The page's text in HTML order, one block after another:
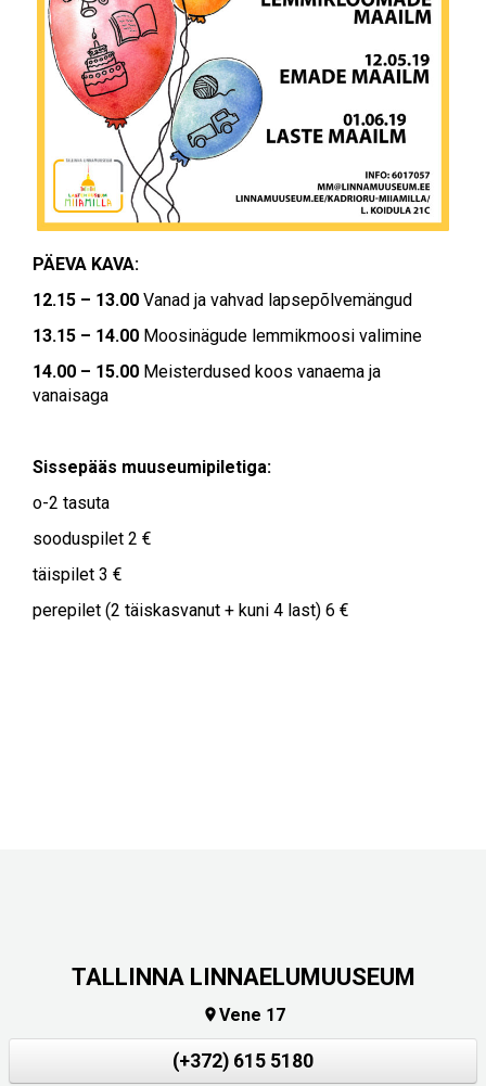
PÄEVA KAVA:
12.15 – 13.00 Vanad ja vahvad lapsepõlvemängud
13.15 – 14.00 Moosinägude lemmikmoosi valimine
14.00 – 15.00 Meisterdused koos vanaema ja
vanaisaga
Sissepääs muuseumipiletiga:
o-2 tasuta
sooduspilet 2 €
täispilet 3 €
perepilet (2 täiskasvanut + kuni 4 last) 6 €
TALLINNA LINNAELUMUUSEUM
Vene 17
(+372) 615 5180